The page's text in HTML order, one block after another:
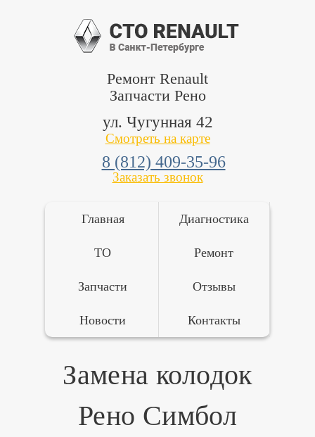
Ремонт Renault
Запчасти Рено
ул. Чугунная 42
Смотреть на карте
8 (812) 409-35-96
Заказать звонок
Главная
ТО
Диагностика
Ремонт
Запчасти Отзывы
Новости Контакты
Замена колодок
Рено Симбол